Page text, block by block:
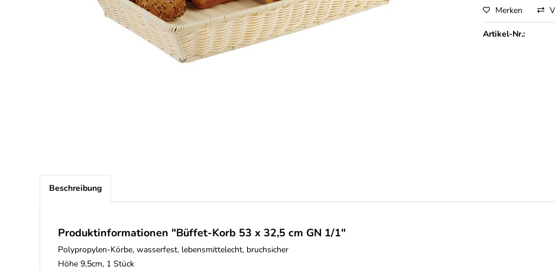
Merken
Artikel-Nr.:
Beschreibung
Produktinformationen "Büffet-Korb 53 x 32,5 cm GN 1/1"
Polypropylen-Körbe, wasserfest, lebensmittelecht, bruchsicher
Höhe 9,5cm, 1 Stück